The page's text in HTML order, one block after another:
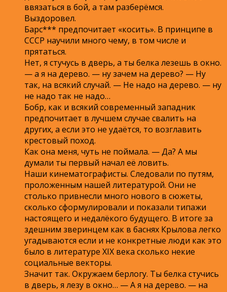
ввязаться в бой, а там разберёмся.
Выздоровел.
Барс*** предпочитает «косить». В принципе в
СССР научили много чему, в том числе и
прятаться.
Нет, я стучусь в дверь, а ты белка лезешь в окно.
— а я на дерево. — ну зачем на дерево? — Ну
так, на всякий случай. — Не надо на дерево. — ну
не надо так не надо…
Бобр, как и всякий современный западник
предпочитает в лучшем случае свалить на
других, а если это не удаётся, то возглавить
крестовый поход.
Как она меня, чуть не поймала. — Да? А мы
думали ты первый начал её ловить.
Наши кинематографисты. Следовали по путям,
проложенным нашей литературой. Они не
столько привнесли много нового в сюжеты,
сколько сформулировали и показали типажи
настоящего и недалёкого будущего. В итоге за
здешним зверинцем как в баснях Крылова легко
угадываются если и не конкретные люди как это
было в литературе XIX века сколько некие
социальные векторы.
Значит так. Окружаем берлогу. Ты белка стучись
в дверь, я лезу в окно… — А я на дерево. — на